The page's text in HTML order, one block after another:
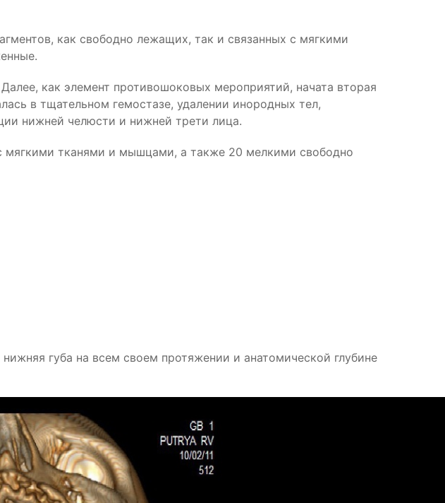
как свободно лежащих, так и связанных с мягкими
как элемент противошоковых мероприятий, начата вторая
в тщательном гемостазе, удалении инородных тел,
нижней челюсти и нижней трети лица.
мягкими тканями и мышцами, а также 20 мелкими свободно
губа на всем своем протяжении и анатомической глубине